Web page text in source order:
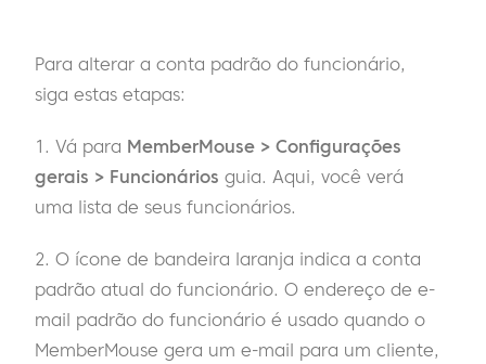
Para alterar a conta padrão do funcionário,
siga estas etapas:
1. Vá para MemberMouse > Configurações
gerais > Funcionários guia. Aqui, você verá
uma lista de seus funcionários.
2. O ícone de bandeira laranja indica a conta
padrão atual do funcionário. O endereço de e-
mail padrão do funcionário é usado quando o
MemberMouse gera um e-mail para um cliente,